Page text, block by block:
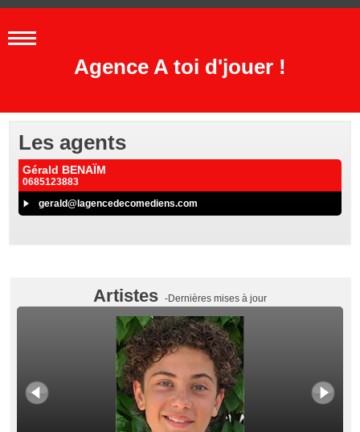
Agence A toi d'jouer !
Les agents
Gérald BENAÏM
0685123883
gerald@lagencedecomediens.com
Artistes -Dernières mises à jour